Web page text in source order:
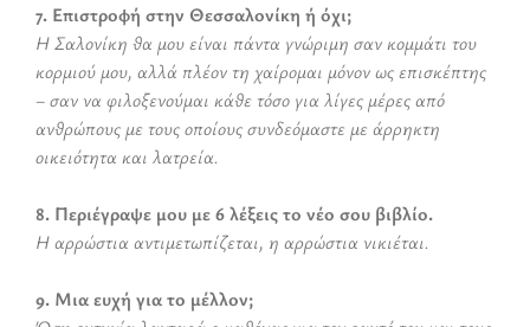
7. Επιστροφή στην Θεσσαλονίκη ή όχι;
Η Σαλονίκη θα μου είναι πάντα γνώριμη σαν κομμάτι του
κορμιού μου, αλλά πλέον τη χαίρομαι μόνον ως επισκέπτης
– σαν να φιλοξενούμαι κάθε τόσο για λίγες μέρες από
ανθρώπους με τους οποίους συνδεόμαστε με άρρηκτη
οικειότητα και λατρεία.
8. Περιέγραψε μου με 6 λέξεις το νέο σου βιβλίο.
Η αρρώστια αντιμετωπίζεται, η αρρώστια νικιέται.
9. Μια ευχή για το μέλλον;